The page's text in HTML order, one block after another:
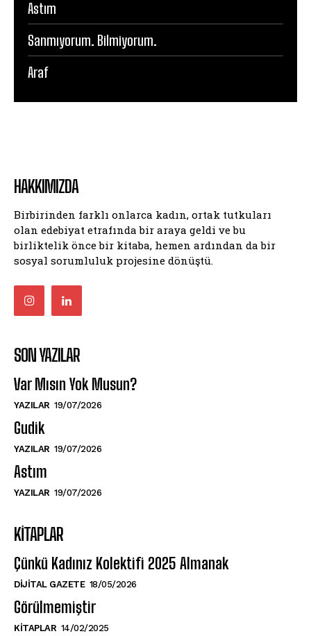
Astım
Sanmıyorum. Bilmiyorum.
Araf
HAKKIMIZDA
Birbirinden farklı onlarca kadın, ortak tutkuları
olan edebiyat etrafında bir araya geldi ve bu
birliktelik önce bir kitaba, hemen ardından da bir
sosyal sorumluluk projesine dönüştü.
SON YAZILAR
Var Mısın Yok Musun?
YAZILAR 19/07/2026
Gudik
YAZILAR 19/07/2026
Astım
YAZILAR 19/07/2026
KITAPLAR
Çünkü Kadınız Kolektifi 2025 Almanak
DIJITAL GAZETE 18/05/2026
Görülmemiştir
KITAPLAR 14/02/2025